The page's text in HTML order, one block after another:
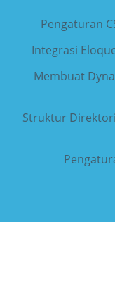
Pengaturan
Integrasi
Membuat
Struktur